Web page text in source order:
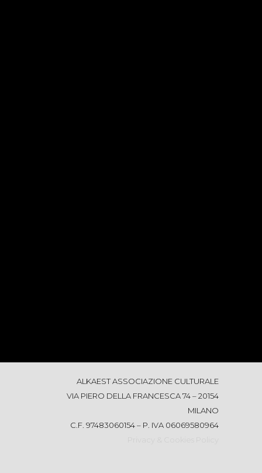
ALKAEST ASSOCIAZIONE CULTURALE
VIA PIERO DELLA FRANCESCA 74 – 20154
MILANO
C.F. 97483060154 – P. IVA 06069580964